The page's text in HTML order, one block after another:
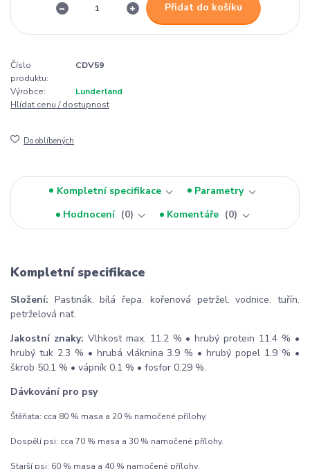
Přidat do košíku
Číslo
produktu:
CDV59
Výrobce:
Lunderland
Hlídat cenu / dostupnost
Do oblíbených
Kompletní specifikace
Parametry
Hodnocení
0 Komentáře 0
Kompletní specifikace
Složení: Pastinák. bílá řepa. kořenová petržel. vodnice. tuřín.
petrželová nať.
Jakostní znaky: Vlhkost max. 11.2 % • hrubý protein 11.4 % •
hrubý tuk 2.3 % • hrubá vláknina 3.9 % • hrubý popel 1.9 % •
škrob 50.1 % • vápník 0.1 % • fosfor 0.29 %.
Dávkování pro psy
Štěňata: cca 80 % masa a 20 % namočené přílohy.
Dospělí psi: cca 70 % masa a 30 % namočené přílohy.
Starší psi: 60 % masa a 40 % namočené přílohy.